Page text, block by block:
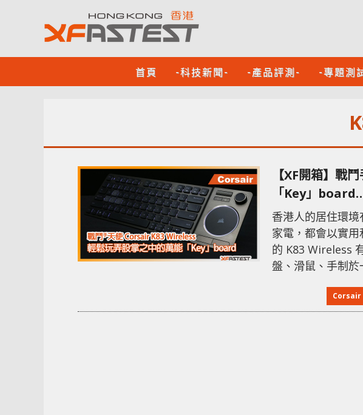
首頁 -科技新聞- -產品評測- -專題測
【XF開箱】戰
「Key」board
Corsair K83
香港人的居住環
家電，都會以實
的 K83 Wireless
盤、滑鼠、手制
法 ? 外觀
盤，鍵區搭載全
Corsair